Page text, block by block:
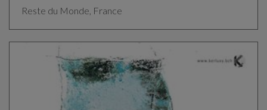
Reste du Monde, France